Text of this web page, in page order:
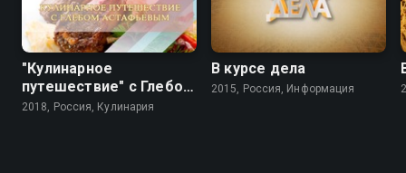
"Кулинарное
путешествие" с Глебом
Астафьевым
2018, Россия, Кулинария
В курсе дела
2015, Россия, Информация